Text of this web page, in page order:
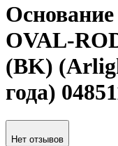
OVAL-
(BK)
года)
Нет отзывов